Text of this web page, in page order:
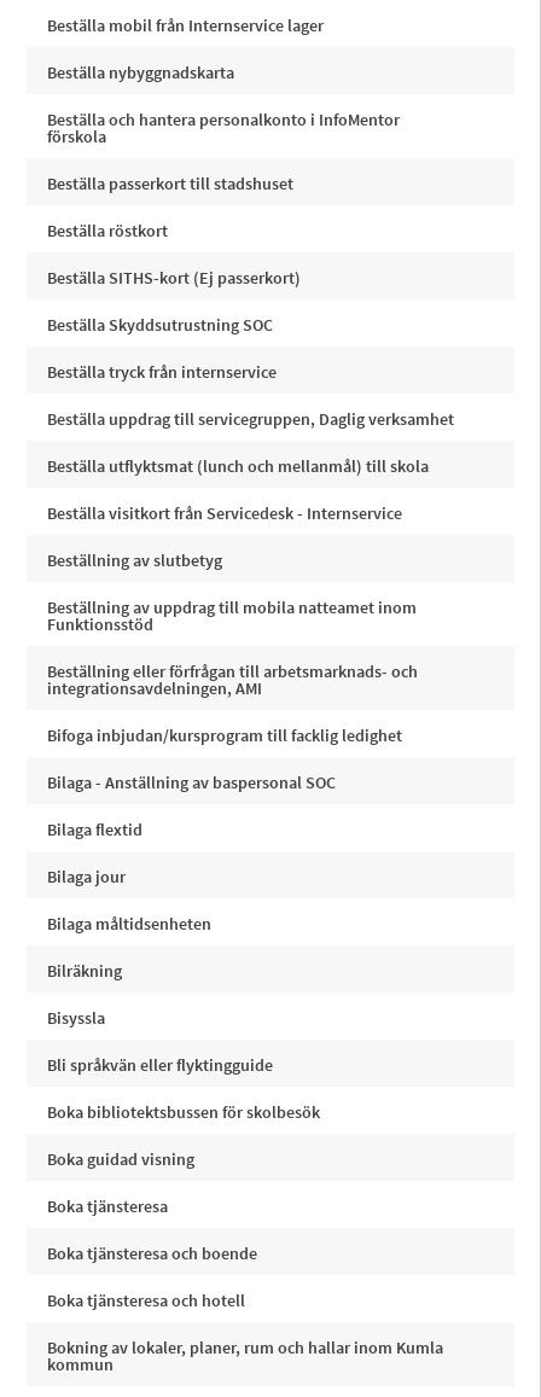
Beställa mobil från Internservice lager
Beställa nybyggnadskarta
Beställa och hantera personalkonto i InfoMentor
förskola
Beställa passerkort till stadshuset
Beställa röstkort
Beställa SITHS-kort (Ej passerkort)
Beställa Skyddsutrustning SOC
Beställa tryck från internservice
Beställa uppdrag till servicegruppen, Daglig verksamhet
Beställa utflyktsmat (lunch och mellanmål) till skola
Beställa visitkort från Servicedesk - Internservice
Beställning av slutbetyg
Beställning av uppdrag till mobila natteamet inom
Funktionsstöd
Beställning eller förfrågan till arbetsmarknads- och
integrationsavdelningen, AMI
Bifoga inbjudan/kursprogram till facklig ledighet
Bilaga - Anställning av baspersonal SOC
Bilaga flextid
Bilaga jour
Bilaga måltidsenheten
Bilräkning
Bisyssla
Bli språkvän eller flyktingguide
Boka bibliotektsbussen för skolbesök
Boka guidad visning
Boka tjänsteresa
Boka tjänsteresa och boende
Boka tjänsteresa och hotell
Bokning av lokaler, planer, rum och hallar inom Kumla
kommun